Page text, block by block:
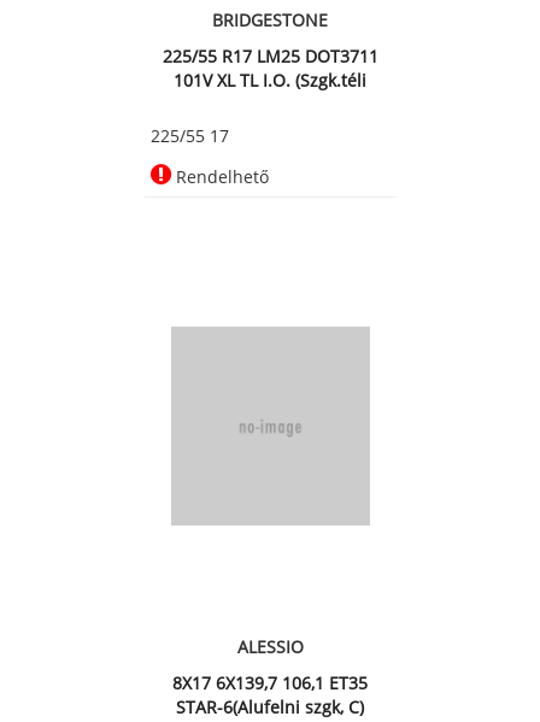
BRIDGESTONE
225/55 R17 LM25 DOT3711
101V XL TL I.O. (Szgk.téli
225/55 17
Rendelhető
ALESSIO
8X17 6X139,7 106,1 ET35
STAR-6(Alufelni szgk, C)